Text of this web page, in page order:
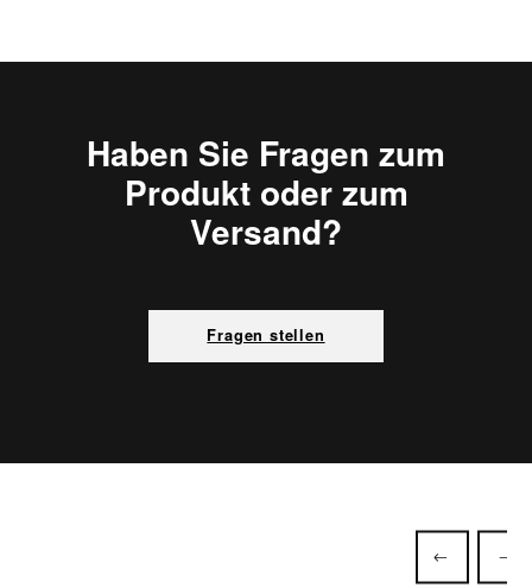
Haben Sie Fragen zum
Produkt oder zum
Versand?
Fragen stellen